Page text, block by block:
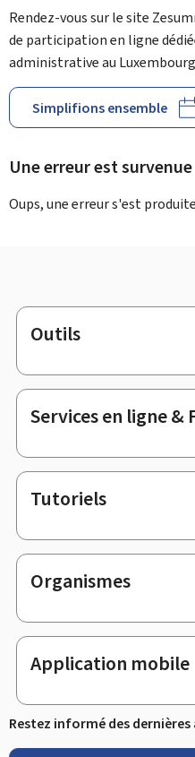
Rendez-vous sur le site
de participation en ligne
administrative au
Simplifions ensemble
Une erreur est survenue
Oups, une erreur s'est
Pied
de
page
Outils
Services en ligne &
Tutoriels
Organismes
Application mobile
Restez informé des